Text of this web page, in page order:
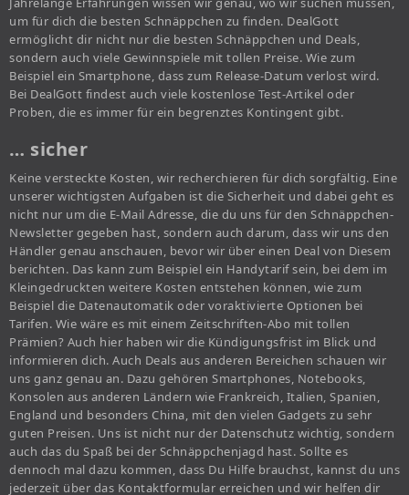
um für dich die besten Schnäppchen zu finden. DealGott
ermöglicht dir nicht nur die besten Schnäppchen und Deals,
sondern auch viele Gewinnspiele mit tollen Preise. Wie zum
Beispiel ein Smartphone, dass zum Release-Datum verlost wird.
Bei DealGott findest auch viele kostenlose Test-Artikel oder
Proben, die es immer für ein begrenztes Kontingent gibt.
… sicher
Keine versteckte Kosten, wir recherchieren für dich sorgfältig. Eine
unserer wichtigsten Aufgaben ist die Sicherheit und dabei geht es
nicht nur um die E-Mail Adresse, die du uns für den Schnäppchen-
Newsletter gegeben hast, sondern auch darum, dass wir uns den
Händler genau anschauen, bevor wir über einen Deal von Diesem
berichten. Das kann zum Beispiel ein Handytarif sein, bei dem im
Kleingedruckten weitere Kosten entstehen können, wie zum
Beispiel die Datenautomatik oder voraktivierte Optionen bei
Tarifen. Wie wäre es mit einem Zeitschriften-Abo mit tollen
Prämien? Auch hier haben wir die Kündigungsfrist im Blick und
informieren dich. Auch Deals aus anderen Bereichen schauen wir
uns ganz genau an. Dazu gehören Smartphones, Notebooks,
Konsolen aus anderen Ländern wie Frankreich, Italien, Spanien,
England und besonders China, mit den vielen Gadgets zu sehr
guten Preisen. Uns ist nicht nur der Datenschutz wichtig, sondern
auch das du Spaß bei der Schnäppchenjagd hast. Sollte es
dennoch mal dazu kommen, dass Du Hilfe brauchst, kannst du uns
jederzeit über das Kontaktformular erreichen und wir helfen dir